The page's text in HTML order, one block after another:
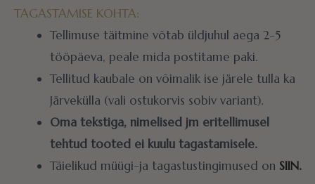
TAGASTAMISE KOHTA:
Tellimuse täitmine võtab üldjuhul aega 2-5
tööpäeva, peale mida postitame paki.
Tellitud kaubale on võimalik ise järele tulla ka
Järvekülla (vali ostukorvis sobiv variant).
Oma tekstiga, nimelised jm eritellimusel
tehtud tooted ei kuulu tagastamisele.
Täielikud müügi-ja tagastustingimused on SIIN.